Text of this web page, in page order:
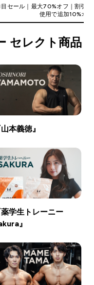
目セール｜最大70%オフ｜割引
使用で追加10%オ
セレクト商品
山本義徳』
薬学生トレーニー
』